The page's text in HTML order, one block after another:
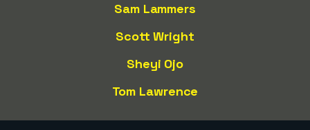
Sam Lammers
Scott Wright
Sheyi Ojo
Tom Lawrence